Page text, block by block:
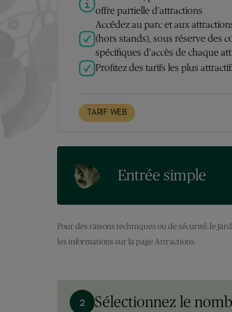
offre partielle d’attractions
Accédez au parc et aux
(hors stands), sous réserve des
spécifiques d’accès de chaque
Profitez des tarifs les plus
TARIF WEB
Entrée simple
Pour des raisons techniques ou de sécurité, le
les informations sur la page Attractions.
2 Sélectionnez le